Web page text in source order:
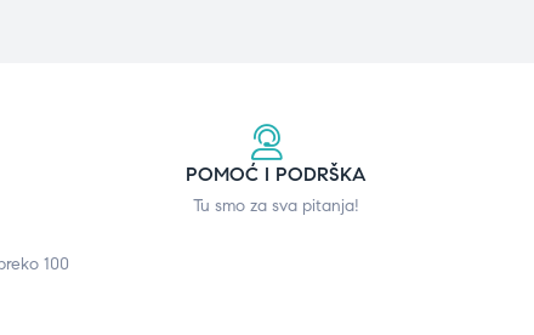
100
POMOĆ I PODRŠKA
Tu smo za sva pitanja!